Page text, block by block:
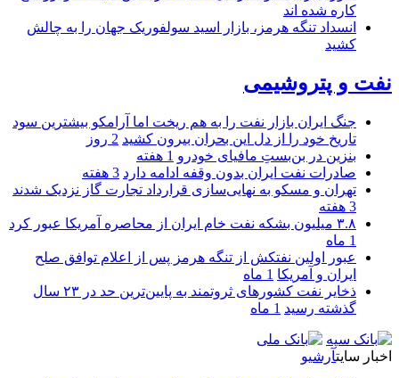
کاره شده اند
انسداد تنگه هرمز، بازار اسید سولفوریک جهان را به چالش
کشید
نفت و پتروشیمی
جنگ ایران بازار نفت را به هم ریخت اما آرامکو بیشترین سود
تاریخ خود را از دل این بحران بیرون کشید 2 روز
بنزین در بن‌بستِ مافیای خودرو 1 هفته
صادرات نفت ایران بدون وقفه ادامه دارد 3 هفته
تهران و مسکو به نهایی‌سازی قرارداد تجارت گاز نزدیک شدند
3 هفته
۳.۸ میلیون بشکه نفت خام ایران از محاصره آمریکا عبور کرد
1 ماه
عبور اولین نفتکش از تنگه هرمز پس از اعلام توافق صلح
ایران و آمریکا 1 ماه
ذخایر نفت کشورهای ثروتمند به پایین‌ترین حد در ۲۳ سال
گذشته رسید 1 ماه
اخبار سایتآرشیو